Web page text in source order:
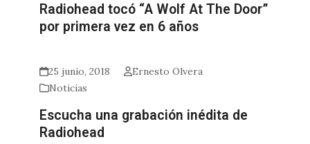
Radiohead tocó “A Wolf At The Door”
por primera vez en 6 años
25 junio, 2018
Ernesto Olvera
Noticias
Escucha una grabación inédita de
Radiohead